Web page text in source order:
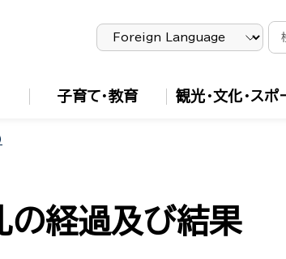
子育て・教育 観光・文化・スポ
経過及び結果